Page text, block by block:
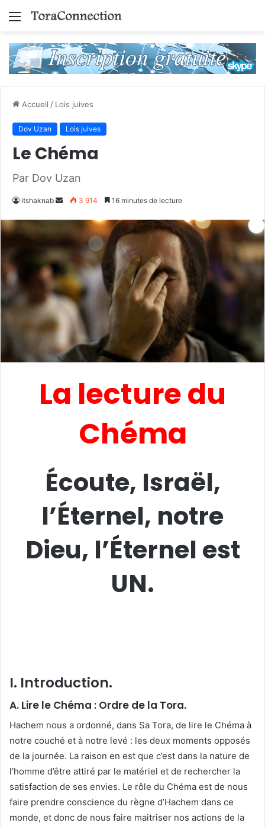
Menu
Accueil / Lois juives
Dov Uzan Lois juives
Le Chéma
Par Dov Uzan
itshaknab
Envoyer3 914 16 minutes de lecture
La lecture du
Chéma
Écoute, Israël,
l’Éternel, notre
Dieu, l’Éternel est
UN.
I. Introduction.
A. Lire le Chéma : Ordre de la Tora.
Hachem nous a ordonné, dans Sa Tora, de lire le Chéma à
notre couché et à notre levé : les deux moments opposés
de la journée. La raison en est que c’est dans la nature de
l’homme d’être attiré par le matériel et de rechercher la
satisfaction de ses envies. Le rôle du Chéma est de nous
faire prendre conscience du règne d’Hachem dans ce
monde, et donc de nous faire maitriser nos actions de la